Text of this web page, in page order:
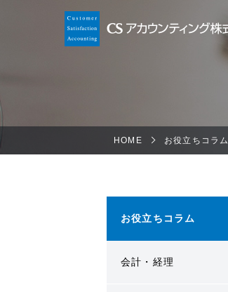
HOME お役立ちコラム
お役立ちコラム
会計・経理